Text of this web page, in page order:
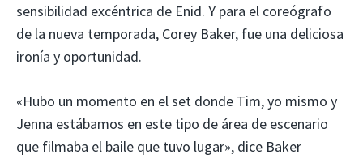
sensibilidad excéntrica de Enid. Y para el coreógrafo
de la nueva temporada, Corey Baker, fue una deliciosa
ironía y oportunidad.
«Hubo un momento en el set donde Tim, yo mismo y
Jenna estábamos en este tipo de área de escenario
que filmaba el baile que tuvo lugar», dice Baker